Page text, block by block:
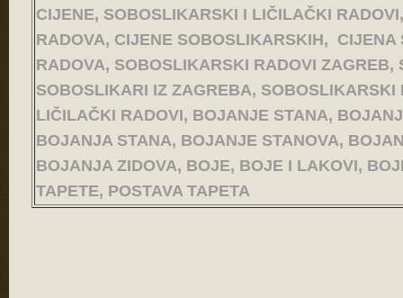
CIJENE, SOBOSLIKARSKI I LIČILAČKI
RADOVA, CIJENE SOBOSLIKARSKIH, CIJENA
RADOVA, SOBOSLIKARSKI RADOVI ZAGREB,
SOBOSLIKARI IZ ZAGREBA, SOBOSLIKARSKI
LIČILAČKI RADOVI, BOJANJE STANA,
BOJANJA STANA, BOJANJE STANOVA,
BOJANJA ZIDOVA, BOJE, BOJE I LAKOVI,
TAPETE, POSTAVA TAPETA